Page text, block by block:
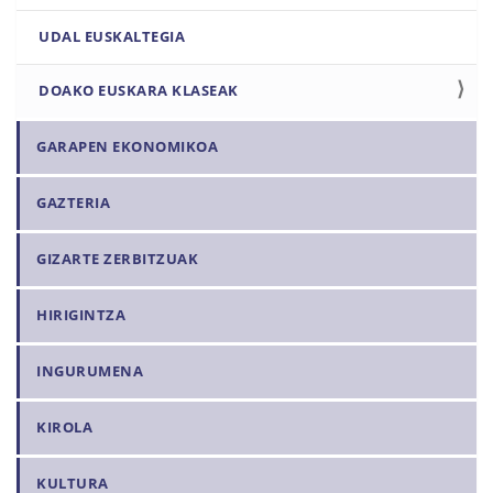
UDAL EUSKALTEGIA
DOAKO EUSKARA KLASEAK
GARAPEN EKONOMIKOA
GAZTERIA
GIZARTE ZERBITZUAK
HIRIGINTZA
INGURUMENA
KIROLA
KULTURA